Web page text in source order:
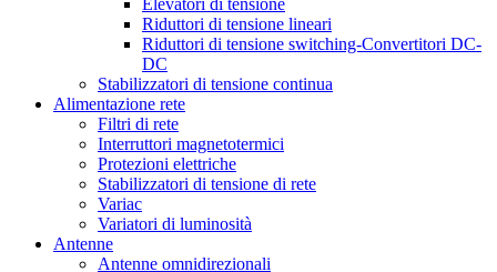
Riduttori di tensione lineari
Riduttori di tensione switching-Convertitori DC-
DC
Stabilizzatori di tensione continua
Alimentazione rete
Filtri di rete
Interruttori magnetotermici
Protezioni elettriche
Stabilizzatori di tensione di rete
Variac
Variatori di luminosità
Antenne
Antenne omnidirezionali